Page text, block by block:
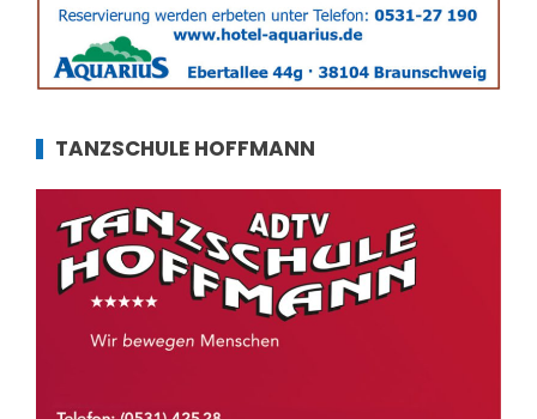
TANZSCHULE HOFFMANN